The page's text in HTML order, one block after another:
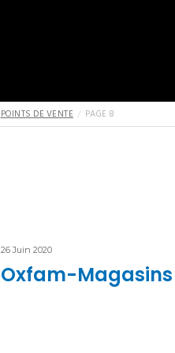
POINTS DE VENTE PAGE 8
26 Juin 2020
Oxfam-